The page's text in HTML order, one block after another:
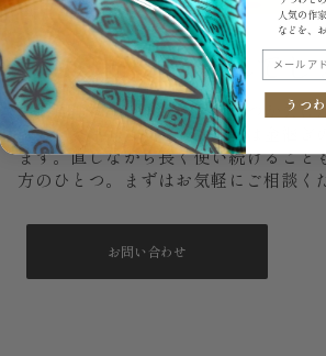
もし、いつか割れてし
大切に使っていても、器はいつか欠け
とがあります。うつわ御結では金継ぎ
ます。直しながら長く使い続けること
方のひとつ。まずはお気軽にご相談く
お問い合わせ
人気の作
などを、
うつ